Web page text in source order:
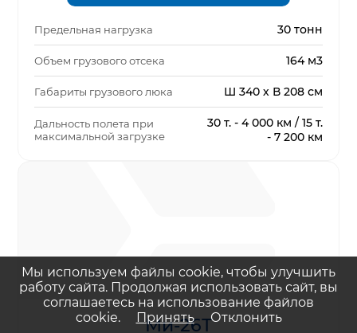
Предельная нагрузка 30 тонн
Объем грузового отсека 164 м3
Габариты грузового люка Ш 340 х В 208 см
Дальность полета при
максимальной загрузке
30 т. - 4 000 км / 15 т.
- 7 200 км
Ми-26Т
Мы используем файлы cookie, чтобы улучшить
работу сайта. Продолжая использовать сайт, вы
соглашаетесь на использование файлов
cookie.
Принять Отклонить